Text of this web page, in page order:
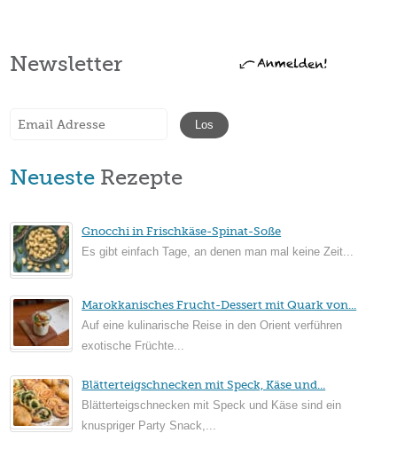
Newsletter
Neueste Rezepte
Gnocchi in Frischkäse-Spinat-Soße
Es gibt einfach Tage, an denen man mal keine Zeit...
Marokkanisches Frucht-Dessert mit Quark von...
Auf eine kulinarische Reise in den Orient verführen
exotische Früchte...
Blätterteigschnecken mit Speck, Käse und...
Blätterteigschnecken mit Speck und Käse sind ein
knuspriger Party Snack,...